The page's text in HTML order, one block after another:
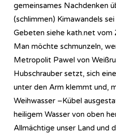
gemeinsames Nachdenken
(schlimmen) Kimawandels
Gebeten siehe kath.net vom
Man möchte schmunzeln,
Metropolit Pawel von
Hubschrauber setzt, sich
unter den Arm klemmt und,
Weihwasser –Kübel
heiligem Wasser von oben
Allmächtige unser Land und